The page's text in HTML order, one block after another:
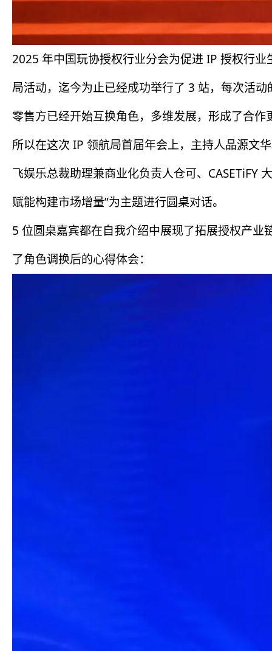
2025 年中国玩协授权行业分会为促进 IP 授权行
局活动，迄今为止已经成功举行了 3 站，每次活
零售方已经开始互换角色，多维发展，形成了合作
所以在这次 IP 领航局首届年会上，主持人品源文
飞娱乐总裁助理兼商业化负责人仓可、CASETiFY
赋能构建市场增量”为主题进行圆桌对话。
5 位圆桌嘉宾都在自我介绍中展现了拓展授权产
了角色调换后的心得体会：